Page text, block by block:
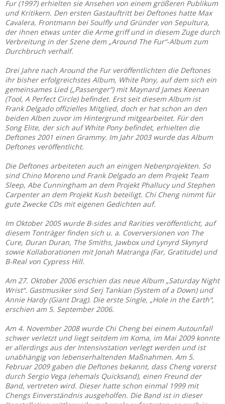
Fur (1997) erhielten sie Ansehen von einem größeren Publikum
und Kritikern. Den ersten Gastauftritt bei Deftones hatte Max
Cavalera, Frontmann bei Soulfly und Gründer von Sepultura,
der ihnen etwas unter die Arme griff und in diesem Zuge durch
Verbreitung in der Szene dem „Around The Fur“-Album zum
Durchbruch verhalf.
Drei Jahre nach Around the Fur veröffentlichten die Deftones
ihr bisher erfolgreichstes Album, White Pony, auf dem sich ein
gemeinsames Lied („Passenger“) mit Maynard James Keenan
(Tool, A Perfect Circle) befindet. Erst seit diesem Album ist
Frank Delgado offizielles Mitglied, doch er hat schon an den
beiden Alben zuvor im Hintergrund mitgearbeitet. Für den
Song Elite, der sich auf White Pony befindet, erhielten die
Deftones 2001 einen Grammy. Im Jahr 2003 wurde das Album
Deftones veröffentlicht.
Die Deftones arbeiteten auch an einigen Nebenprojekten. So
sind Chino Moreno und Frank Delgado an dem Projekt Team
Sleep, Abe Cunningham an dem Projekt Phallucy und Stephen
Carpenter an dem Projekt Kush beteiligt. Chi Cheng nimmt für
gute Zwecke CDs mit eigenen Gedichten auf.
Im Oktober 2005 wurde B-sides and Rarities veröffentlicht, auf
diesem Tonträger finden sich u. a. Coverversionen von The
Cure, Duran Duran, The Smiths, Jawbox und Lynyrd Skynyrd
sowie Kollaborationen mit Jonah Matranga (Far, Gratitude) und
B-Real von Cypress Hill.
Am 27. Oktober 2006 erschien das neue Album „Saturday Night
Wrist“. Gastmusiker sind Serj Tankian (System of a Down) und
Annie Hardy (Giant Drag). Die erste Single, „Hole in the Earth“,
erschien am 5. September 2006.
Am 4. November 2008 wurde Chi Cheng bei einem Autounfall
schwer verletzt und liegt seitdem im Koma, im Mai 2009 konnte
er allerdings aus der Intensivstation verlegt werden und ist
unabhängig von lebenserhaltenden Maßnahmen. Am 5.
Februar 2009 gaben die Deftones bekannt, dass Cheng vorerst
durch Sergio Vega (ehemals Quicksand), einen Freund der
Band, vertreten wird. Dieser hatte schon einmal 1999 mit
Chengs Einverständnis ausgeholfen. Die Band ist in dieser